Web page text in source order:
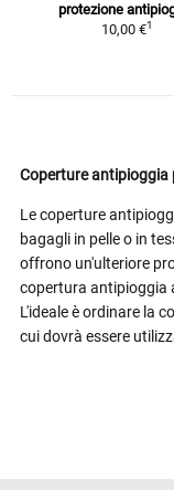
protezione
10,00 €1
Coperture antipioggia
Le coperture
bagagli in pelle o in
offrono un'ulteriore
copertura antipioggia
L'ideale è ordinare la
cui dovrà essere